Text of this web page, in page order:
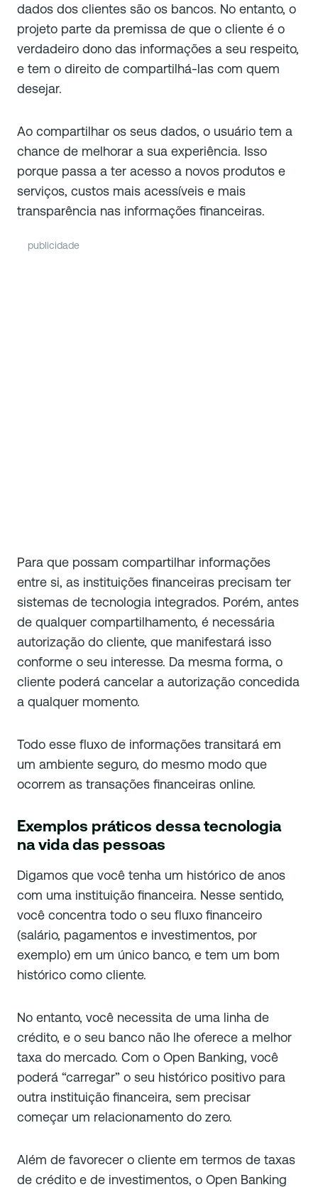
dados dos clientes são os bancos. No entanto, o
projeto parte da premissa de que o cliente é o
verdadeiro dono das informações a seu respeito,
e tem o direito de compartilhá-las com quem
desejar.
Ao compartilhar os seus dados, o usuário tem a
chance de melhorar a sua experiência. Isso
porque passa a ter acesso a novos produtos e
serviços, custos mais acessíveis e mais
transparência nas informações financeiras.
publicidade
Para que possam compartilhar informações
entre si, as instituições financeiras precisam ter
sistemas de tecnologia integrados. Porém, antes
de qualquer compartilhamento, é necessária
autorização do cliente, que manifestará isso
conforme o seu interesse. Da mesma forma, o
cliente poderá cancelar a autorização concedida
a qualquer momento.
Todo esse fluxo de informações transitará em
um ambiente seguro, do mesmo modo que
ocorrem as transações financeiras online.
Exemplos práticos dessa tecnologia
na vida das pessoas
Digamos que você tenha um histórico de anos
com uma instituição financeira. Nesse sentido,
você concentra todo o seu fluxo financeiro
(salário, pagamentos e investimentos, por
exemplo) em um único banco, e tem um bom
histórico como cliente.
No entanto, você necessita de uma linha de
crédito, e o seu banco não lhe oferece a melhor
taxa do mercado. Com o Open Banking, você
poderá “carregar” o seu histórico positivo para
outra instituição financeira, sem precisar
começar um relacionamento do zero.
Além de favorecer o cliente em termos de taxas
de crédito e de investimentos, o Open Banking